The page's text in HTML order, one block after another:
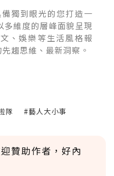
備獨到眼光的您打造一
維度的層峰面貌呈現
、娛樂等生活風格報
趨思維、最新洞察。
隊 #藝人大小事
贊助作者，好內